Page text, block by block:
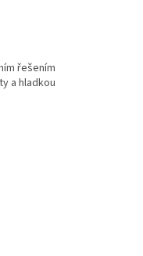
řešením
a hladkou